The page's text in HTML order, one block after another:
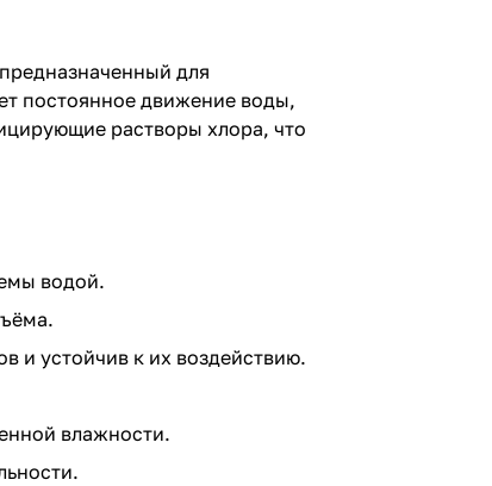
для
постоянное движение воды,
растворы хлора, что
водой.
и устойчив к их воздействию.
влажности.